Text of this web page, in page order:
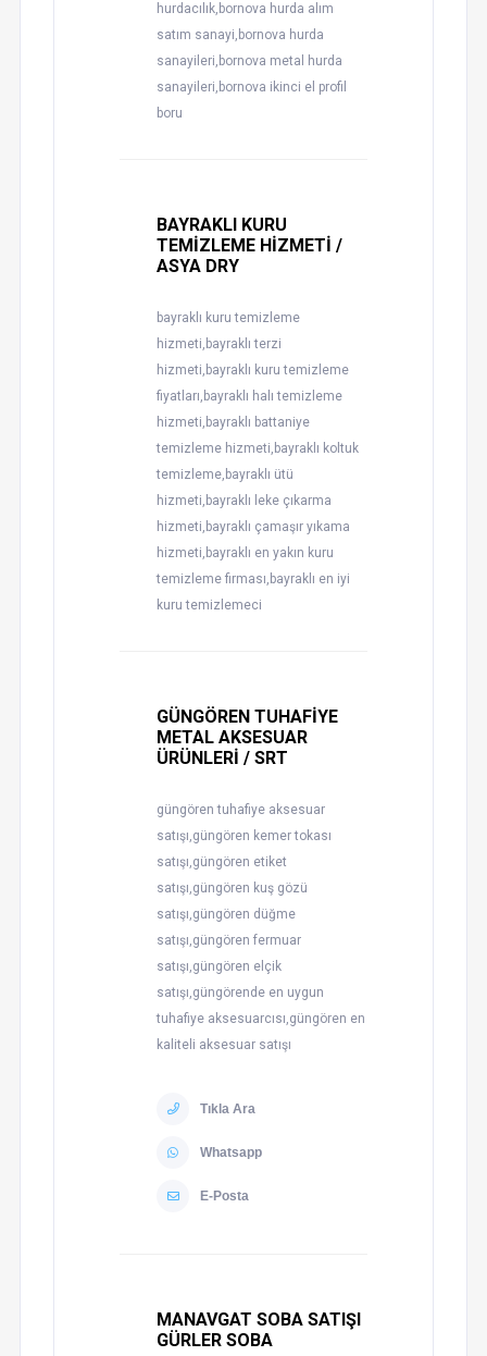
hurdacılık,bornova hurda alım
satım sanayi,bornova hurda
sanayileri,bornova metal hurda
sanayileri,bornova ikinci el profil
boru
BAYRAKLI KURU
TEMİZLEME HİZMETİ /
ASYA DRY
bayraklı kuru temizleme
hizmeti,bayraklı terzi
hizmeti,bayraklı kuru temizleme
fiyatları,bayraklı halı temizleme
hizmeti,bayraklı battaniye
temizleme hizmeti,bayraklı koltuk
temizleme,bayraklı ütü
hizmeti,bayraklı leke çıkarma
hizmeti,bayraklı çamaşır yıkama
hizmeti,bayraklı en yakın kuru
temizleme firması,bayraklı en iyi
kuru temizlemeci
GÜNGÖREN TUHAFİYE
METAL AKSESUAR
ÜRÜNLERİ / SRT
güngören tuhafiye aksesuar
satışı,güngören kemer tokası
satışı,güngören etiket
satışı,güngören kuş gözü
satışı,güngören düğme
satışı,güngören fermuar
satışı,güngören elçik
satışı,güngörende en uygun
tuhafiye aksesuarcısı,güngören en
kaliteli aksesuar satışı
Tıkla Ara
Whatsapp
E-Posta
MANAVGAT SOBA SATIŞI
GÜRLER SOBA